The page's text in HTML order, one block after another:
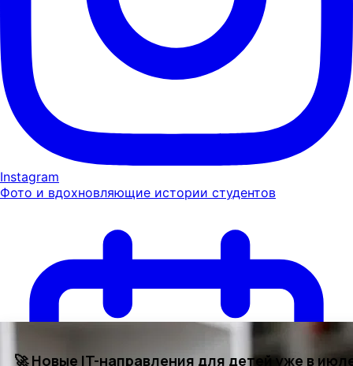
Instagram
Фото и вдохновляющие истории студентов